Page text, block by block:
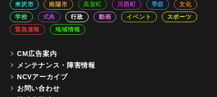
米沢市 南陽市 高畠町 川西町 季節
文化
学校
式典 行政 動画 イベント
スポーツ
緊急速報
地域情報
CM広告案内
メンテナンス・障害情報
NCVアーカイブ
お問い合わせ